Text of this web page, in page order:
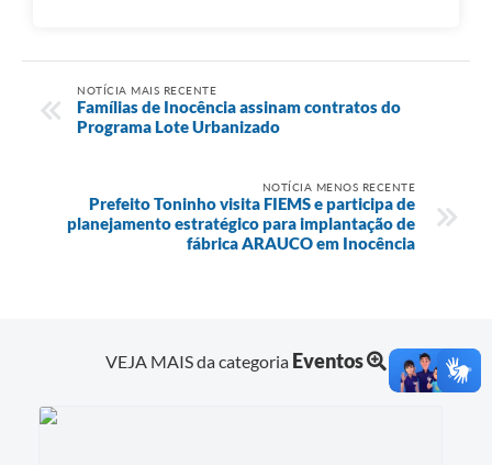
NOTÍCIA MAIS RECENTE
Famílias de Inocência assinam contratos do
Programa Lote Urbanizado
NOTÍCIA MENOS RECENTE
Prefeito Toninho visita FIEMS e participa de
planejamento estratégico para implantação de
fábrica ARAUCO em Inocência
VEJA MAIS da categoria Eventos